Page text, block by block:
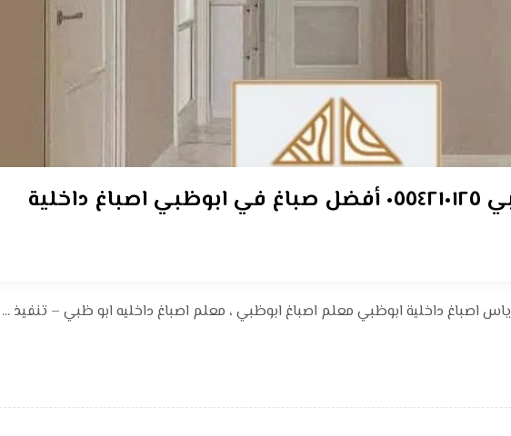
معلم اصباغ ابوظبي ٠٥٥٤٢١٠١٢٥ أفضل صباغ في ابوظبي اصباغ داخلية
اصباغ داخلية ابوظبي معلم اصباغ ابوظبي ، معلم اصباغ داخليه ابو ظبي – تنفيذ ...